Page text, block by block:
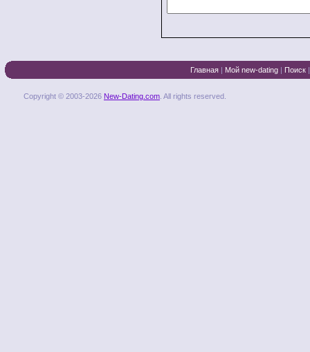
Главная | Мой new-dating | Поиск
Copyright © 2003-2026 New-Dating.com . All rights reserved.